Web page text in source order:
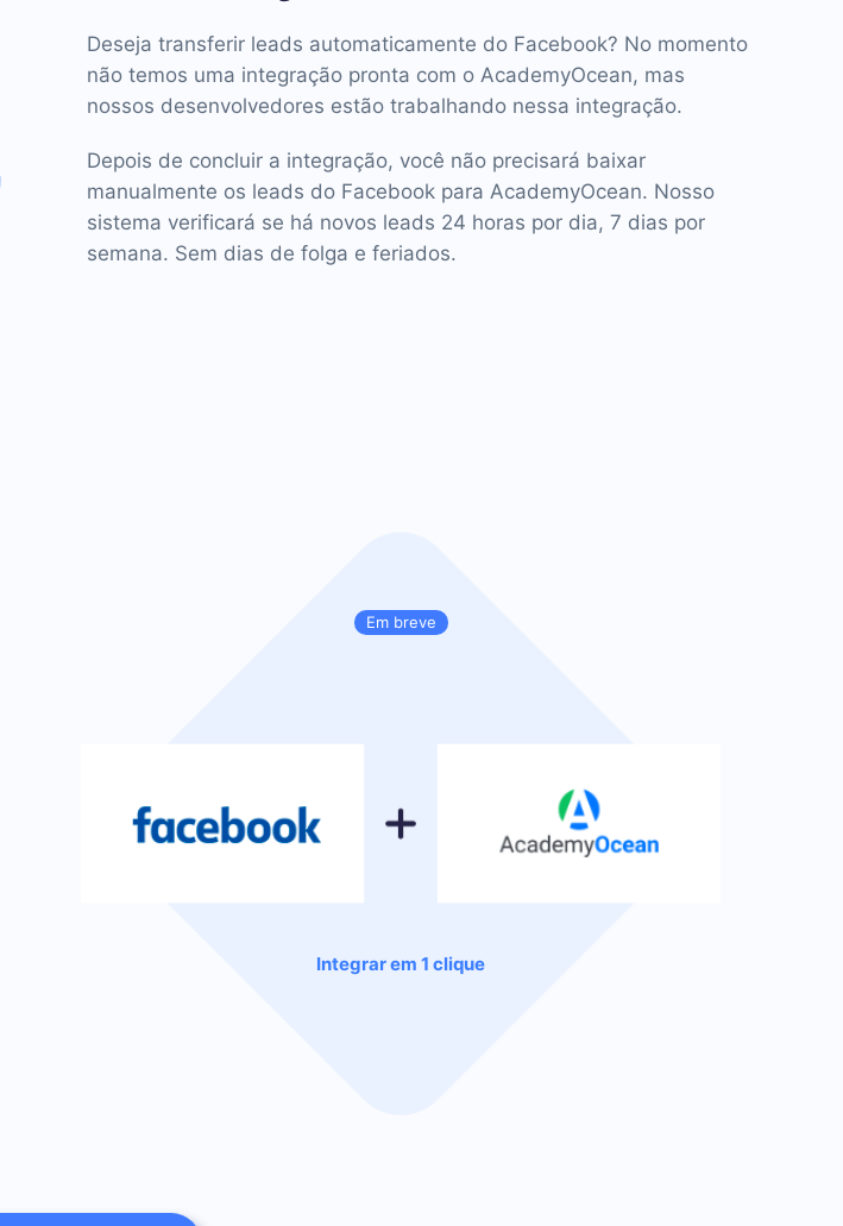
Deseja transferir leads automaticamente do Facebook? No momento
não temos uma integração pronta com o AcademyOcean, mas
nossos desenvolvedores estão trabalhando nessa integração.
Depois de concluir a integração, você não precisará baixar
manualmente os leads do Facebook para AcademyOcean. Nosso
sistema verificará se há novos leads 24 horas por dia, 7 dias por
semana. Sem dias de folga e feriados.
Em breve
Integrar em 1 clique